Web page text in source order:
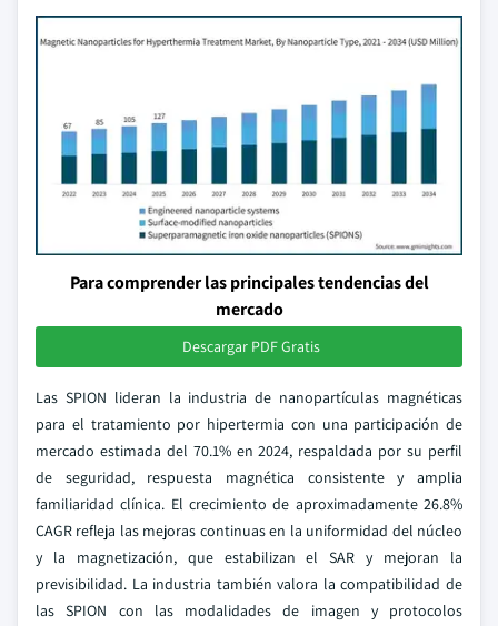
Para comprender las principales tendencias del
mercado
Descargar PDF Gratis
Las SPION lideran la industria de nanopartículas magnéticas
para el tratamiento por hipertermia con una participación de
mercado estimada del 70.1% en 2024, respaldada por su perfil
de seguridad, respuesta magnética consistente y amplia
familiaridad clínica. El crecimiento de aproximadamente 26.8%
CAGR refleja las mejoras continuas en la uniformidad del núcleo
y la magnetización, que estabilizan el SAR y mejoran la
previsibilidad. La industria también valora la compatibilidad de
las SPION con las modalidades de imagen y protocolos